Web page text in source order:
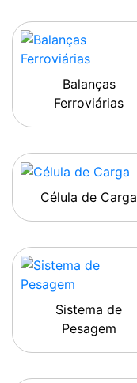
Balanças
Ferroviárias
Célula de Carga
Sistema de
Pesagem